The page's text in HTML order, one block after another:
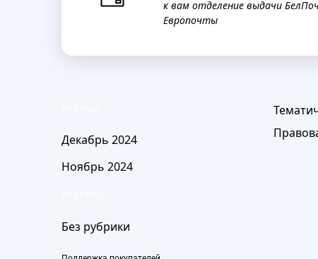
к вам отделение выдачи
Европочты
Декабрь 2024
Ноябрь 2024
Без рубрики